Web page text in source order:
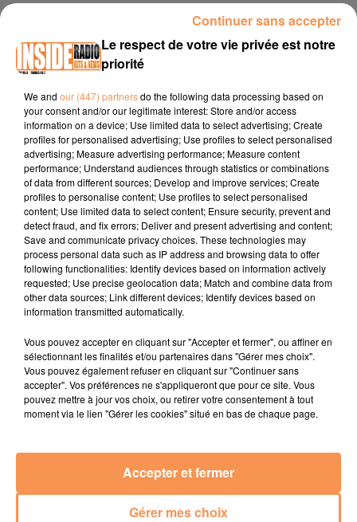
27 mai 2026 - 3 min 55 sec
INTERVIEW DE THOMAS "FESTIVAL BD PYRÉNÉES" À BILLÈRE, SUR
RADIO INSIDE
Site internet :www.billere.fr
Facebook : Ville de Billère
Instagram :@villebillere
TITRES DIFFUSÉS
12h16
12h16
ISÏA
12h13
12h13
NAIKA
One Track Mind
12h09
12h09
CALVIN HARRIS
Le respect de votre vie privée est notre
priorité
We and our (447) partnersdo the following data processing based on
your consent and/or our legitimate interest: Store and/or access
information on a device; Use limited data to select advertising; Create
profiles for personalised advertising; Use profiles to select personalised
advertising; Measure advertising performance; Measure content
performance; Understand audiences through statistics or combinations
of data from different sources; Develop and improve services; Create
profiles to personalise content; Use profiles to select personalised
content; Use limited data to select content; Ensure security, prevent and
detect fraud, and fix errors; Deliver and present advertising and content;
Save and communicate privacy choices. These technologies may
process personal data such as IP address and browsing data to offer
following functionalities: Identify devices based on information actively
requested; Use precise geolocation data; Match and combine data from
other data sources; Link different devices; Identify devices based on
information transmitted automatically.
Vous pouvez accepter en cliquant sur "Accepter et fermer", ou affiner en
sélectionnant les finalités et/ou partenaires dans "Gérer mes choix".
Vous pouvez également refuser en cliquant sur "Continuer sans
accepter". Vos préférences ne s'appliqueront que pour ce site. Vous
pouvez mettre à jour vos choix, ou retirer votre consentement à tout
moment via le lien "Gérer les cookies" situé en bas de chaque page.
Gérer mes choix
Accepter et fermer
Continuer sans accepter